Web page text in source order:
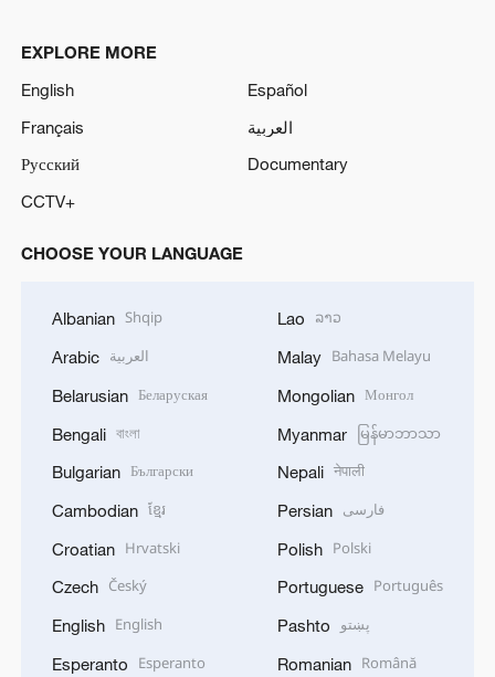
EXPLORE MORE
English
Español
Français
العربية
Русский
Documentary
CCTV+
CHOOSE YOUR LANGUAGE
Albanian Shqip
Arabic العربية
Belarusian Беларуская
Bengali বাংলা
Bulgarian Български
Cambodian ខ្មែរ
Croatian Hrvatski
Czech Český
English English
Esperanto Esperanto
Lao ລາວ
Malay Bahasa Melayu
Mongolian Монгол
Myanmar မြန်မာဘာသာ
Nepali नेपाली
Persian فارسی
Polish Polski
Portuguese Português
Pashto پښتو
Romanian Română